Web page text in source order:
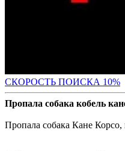
СКОРОСТЬ ПОИСКА 10%
Пропала собака кобель
Пропала собака Кане